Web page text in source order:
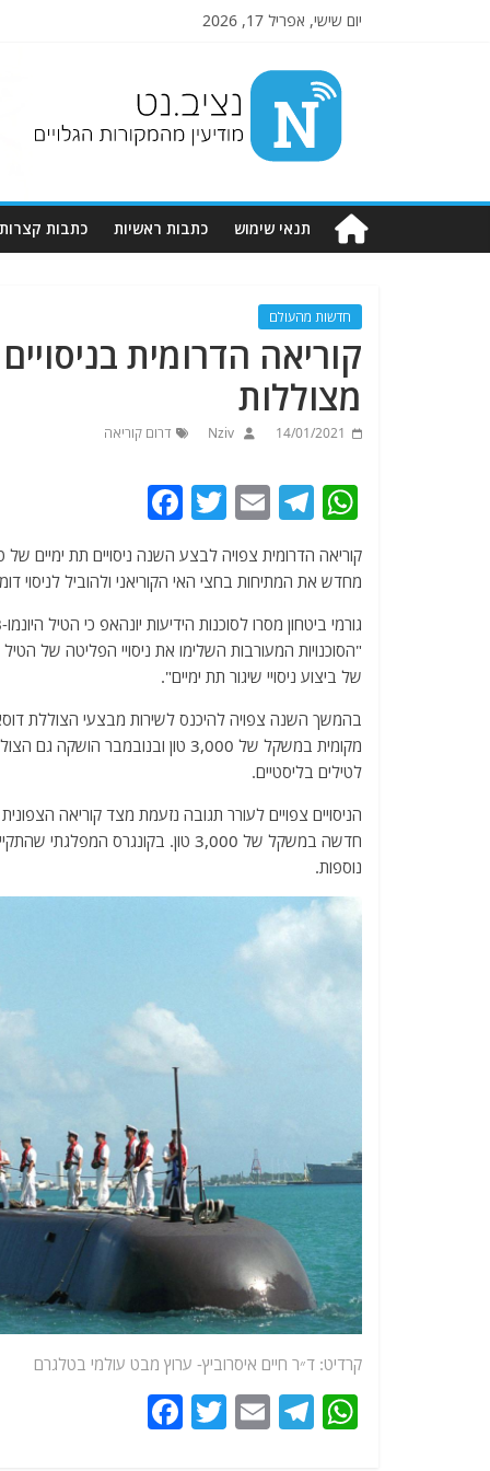
יום שישי, אפריל 17, 2026
Nziv.net
מודיעין
מהמקורות
תנאי שימוש כתבות ראשיות כתבות קצרות
חדשות מהעולם
קוריאה הדרומית
מצוללות
14/01/2021
Nziv דרום קוריאה
W
at
s
A
p
p
T
e
g
ra
m
E
m
ai
l
T
itt
er
c
e
b
o
k
קוריאה הדרומית צפויה לבצע השנה ניסויים תת ימיים
מחדש את המתיחות בחצי האי הקוריאני ולהוביל לניסוי
"הסוכנויות המעורבות השלימו את ניסויי הפליטה
של ביצוע ניסויי שיגור תת ימיים".
מקומית במשקל של 3,000 טון
לטילים בליסטיים.
הניסויים צפויים לעורר תגובה נזעמת מצד קוריאה
חדשה במשקל של 3,000 טון. בקונגרס
נוספות.
קרדיט: ד״ר חיים איסרוביץ- ערוץ מבט עולמי בטלגרם
W
T
E
T